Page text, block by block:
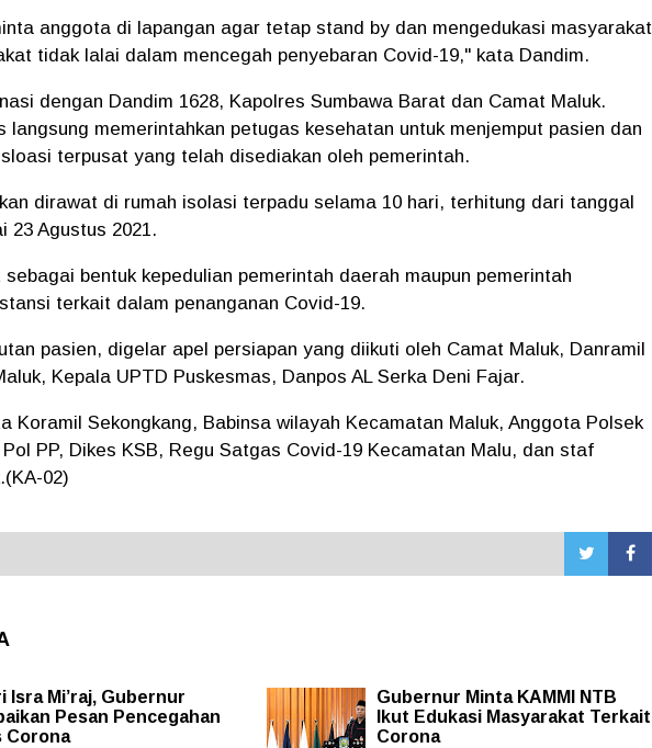
anggota di lapangan agar tetap stand by dan mengedukasi masyarakat
tidak lalai dalam mencegah penyebaran Covid-19," kata Dandim.
dengan Dandim 1628, Kapolres Sumbawa Barat dan Camat Maluk.
langsung memerintahkan petugas kesehatan untuk menjemput pasien dan
terpusat yang telah disediakan oleh pemerintah.
dirawat di rumah isolasi terpadu selama 10 hari, terhitung dari tanggal
23 Agustus 2021.
bentuk kepedulian pemerintah daerah maupun pemerintah
terkait dalam penanganan Covid-19.
pasien, digelar apel persiapan yang diikuti oleh Camat Maluk, Danramil
Kepala UPTD Puskesmas, Danpos AL Serka Deni Fajar.
Koramil Sekongkang, Babinsa wilayah Kecamatan Maluk, Anggota Polsek
PP, Dikes KSB, Regu Satgas Covid-19 Kecamatan Malu, dan staf
02)
Isra Mi’raj, Gubernur
Pesan Pencegahan
Corona
Gubernur Minta KAMMI NTB
Ikut Edukasi Masyarakat Terkait
Corona